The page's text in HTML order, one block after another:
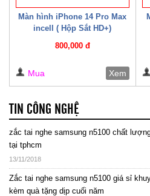
Màn hình iPhone 14 Pro Max
incell ( Hộp Sắt HD+)
800,000 đ
Mua Xem
TIN CÔNG NGHỆ
zắc tai nghe samsung n5100 chất
tại tphcm
13/11/2018
Zắc tai nghe samsung n5100 giá sỉ
kèm quà tặng dịp cuối năm